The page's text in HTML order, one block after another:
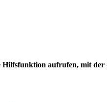
aufrufen, mit der